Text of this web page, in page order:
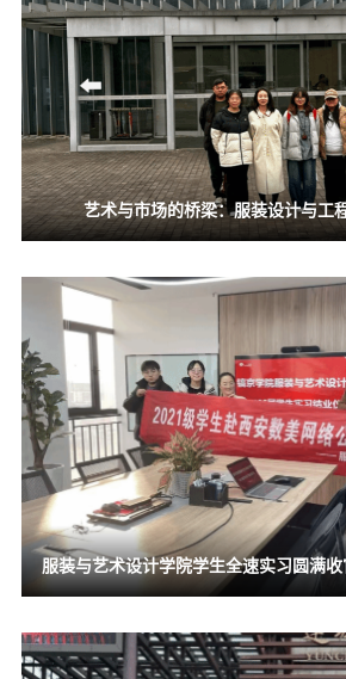
艺术与市场的桥梁：服装设计与工
服装与艺术设计学院学生全速实习圆满